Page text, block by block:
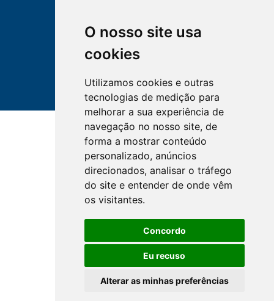
O nosso site usa
cookies
Utilizamos cookies e outras
tecnologias de medição para
melhorar a sua experiência de
navegação no nosso site, de
forma a mostrar conteúdo
personalizado, anúncios
direcionados, analisar o tráfego
do site e entender de onde vêm
os visitantes.
Concordo
Eu recuso
Alterar as minhas preferências